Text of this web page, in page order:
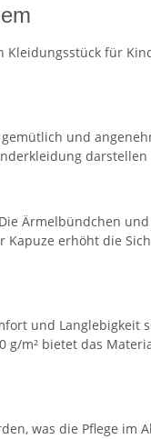
für
und
darstellen
Ärmelbündchen
erhöht die
und Langlebigkeit
g/m² bietet das
was die Pflege im